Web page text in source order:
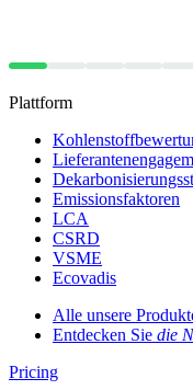
Plattform
Emissionsfaktoren
LCA
CSRD
VSME
Ecovadis
Alle unsere
Entdecken Sie die
Pricing